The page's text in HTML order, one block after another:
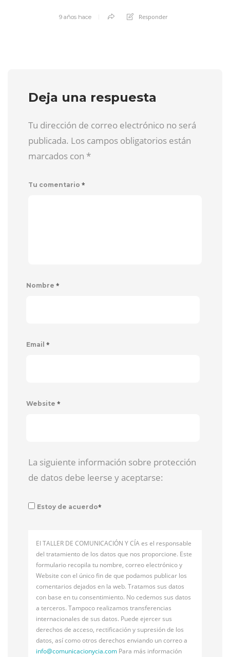
9 años hace Responder
Deja una respuesta
Tu dirección de correo electrónico no será
publicada. Los campos obligatorios están
marcados con *
Tu comentario *
Nombre *
Email *
Website *
La siguiente información sobre protección
de datos debe leerse y aceptarse:
Estoy de acuerdo*
El TALLER DE COMUNICACIÓN Y CÍA es el responsable
del tratamiento de los datos que nos proporcione. Este
formulario recopila tu nombre, correo electrónico y
Website con el único fin de que podamos publicar los
comentarios dejados en la web. Tratamos sus datos
con base en tu consentimiento. No cedemos sus datos
a terceros. Tampoco realizamos transferencias
internacionales de sus datos. Puede ejercer sus
derechos de acceso, rectificación y supresión de los
datos, así como otros derechos enviando un correo a
info@comunicacionycia.com Para más información